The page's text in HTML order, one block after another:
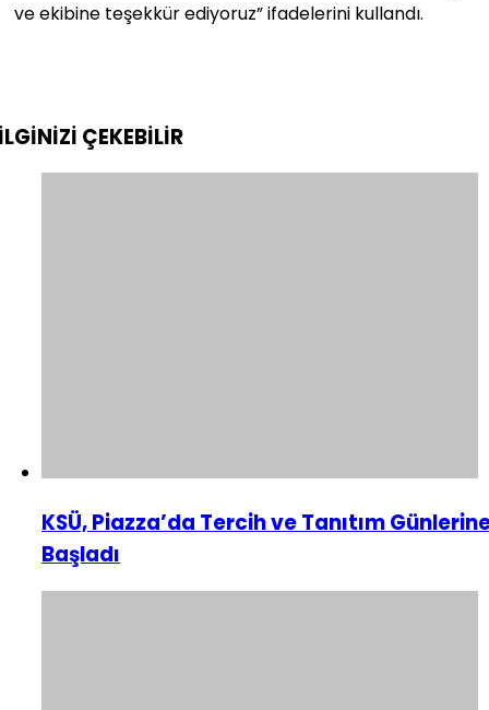
ve ekibine teşekkür ediyoruz” ifadelerini kullandı.
ÇEKEBİLİR
KSÜ, Piazza’da Tercih ve Tanıtım
Başladı